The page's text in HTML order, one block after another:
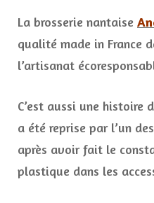
La brosserie nantaise
qualité made in France
l’artisanat
C’est aussi une histoire
a été reprise par l’un
après avoir fait le
plastique dans les